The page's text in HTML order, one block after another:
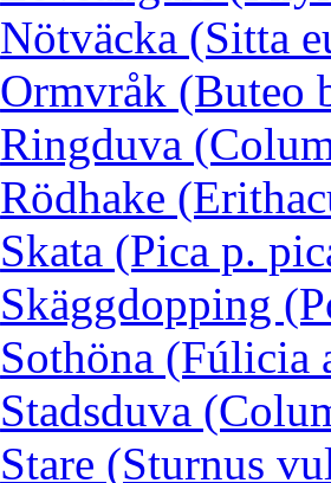
Nötväcka (Sitta
Ormvråk (Buteo
Ringduva
Rödhake
Skata (Pica p.
Skäggdopping
Sothöna (Fúlicia
Stadsduva
Stare (Sturnus